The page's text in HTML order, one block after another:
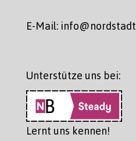
E-Mail:
Unterstütze uns bei:
Lernt uns kennen!